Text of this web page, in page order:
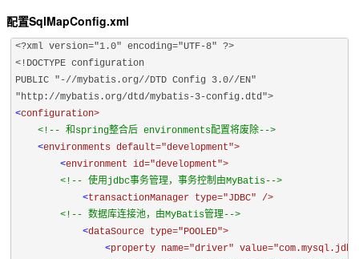
配置SqlMapConfig.xml
<!DOCTYPE configuration
PUBLIC "-//mybatis.org//DTD Config 3.0//EN"
<configuration>
<!-- 和spring整合后 environments配置将废除-->
<environments default="development">
<environment id="development">
<!-- 使用jdbc事务管理，事务控制由MyBatis-->
<transactionManager type="JDBC" />
<!-- 数据库连接池，由MyBatis管理-->
<dataSource type="POOLED">
<property name="driver" value=